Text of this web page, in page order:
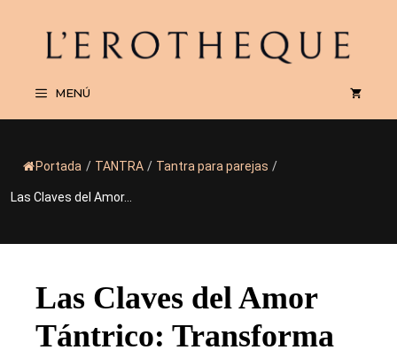
MENÚ
Portada / TANTRA / Tantra para parejas /
Las Claves del Amor...
Las Claves del Amor
Tántrico: Transforma